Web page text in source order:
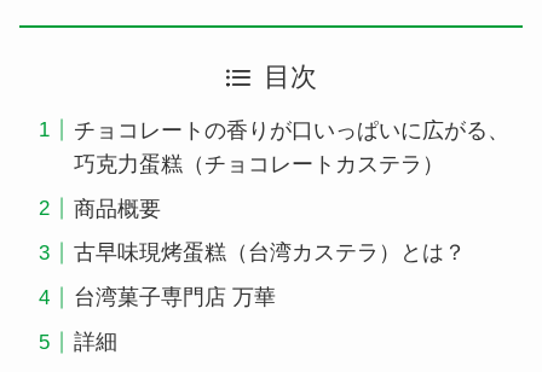
目次
チョコレートの香りが口いっぱいに広がる、
巧克力蛋糕（チョコレートカステラ）
商品概要
古早味現烤蛋糕（台湾カステラ）とは？
台湾菓子専門店 万華
詳細